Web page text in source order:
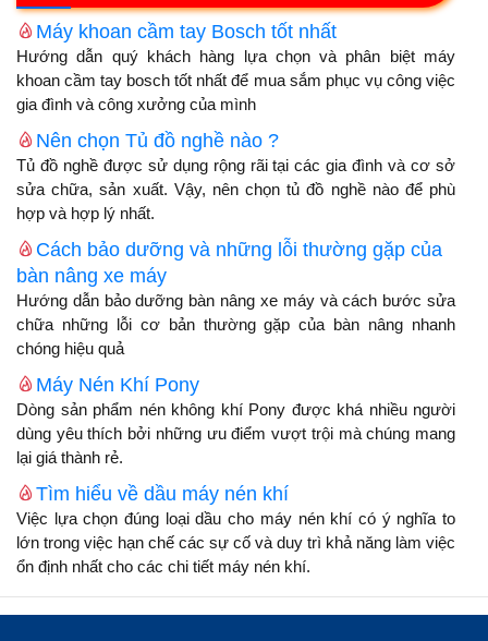
Máy khoan cầm tay Bosch tốt nhất
Hướng dẫn quý khách hàng lựa chọn và phân biệt máy
khoan cầm tay bosch tốt nhất để mua sắm phục vụ công việc
gia đình và công xưởng của mình
Nên chọn Tủ đồ nghề nào ?
Tủ đồ nghề được sử dụng rộng rãi tại các gia đình và cơ sở
sửa chữa, sản xuất. Vậy, nên chọn tủ đồ nghề nào để phù
hợp và hợp lý nhất.
Cách bảo dưỡng và những lỗi thường gặp của
bàn nâng xe máy
Hướng dẫn bảo dưỡng bàn nâng xe máy và cách bước sửa
chữa những lỗi cơ bản thường gặp của bàn nâng nhanh
chóng hiệu quả
Máy Nén Khí Pony
Dòng sản phẩm nén không khí Pony được khá nhiều người
dùng yêu thích bởi những ưu điểm vượt trội mà chúng mang
lại giá thành rẻ.
Tìm hiểu về dầu máy nén khí
Việc lựa chọn đúng loại dầu cho máy nén khí có ý nghĩa to
lớn trong việc hạn chế các sự cố và duy trì khả năng làm việc
ổn định nhất cho các chi tiết máy nén khí.